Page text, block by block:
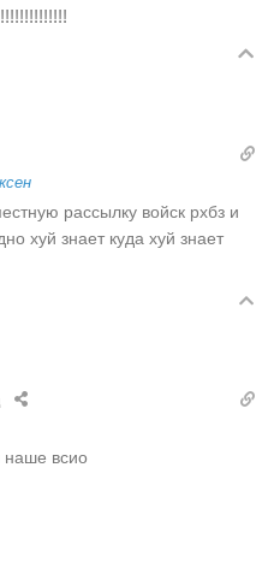
рассылку войск рхбз и
хуй знает куда хуй знает
всио